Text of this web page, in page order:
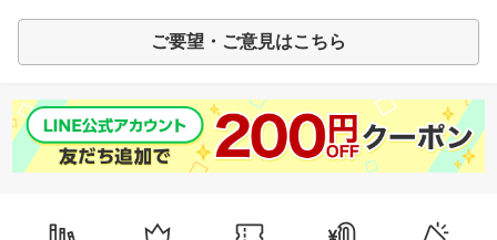
ご要望・ご意見はこちら